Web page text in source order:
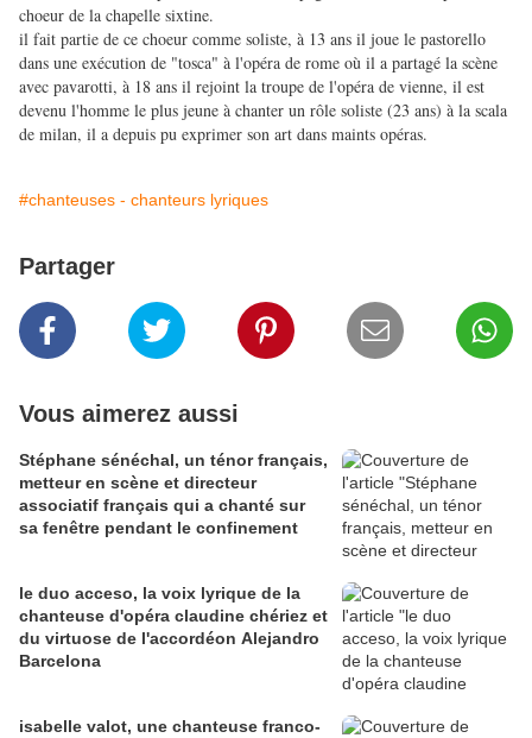
choeur de la chapelle sixtine.
il fait partie de ce choeur comme soliste, à 13 ans il joue le pastorello
dans une exécution de "tosca" à l'opéra de rome où il a partagé la scène
avec pavarotti, à 18 ans il rejoint la troupe de l'opéra de vienne, il est
devenu l'homme le plus jeune à chanter un rôle soliste (23 ans) à la scala
de milan, il a depuis pu exprimer son art dans maints opéras.
#chanteuses - chanteurs lyriques
Partager
Vous aimerez aussi
Stéphane sénéchal, un ténor français,
metteur en scène et directeur
associatif français qui a chanté sur
sa fenêtre pendant le confinement
le duo acceso, la voix lyrique de la
chanteuse d'opéra claudine chériez et
du virtuose de l'accordéon Alejandro
Barcelona
isabelle valot, une chanteuse franco-